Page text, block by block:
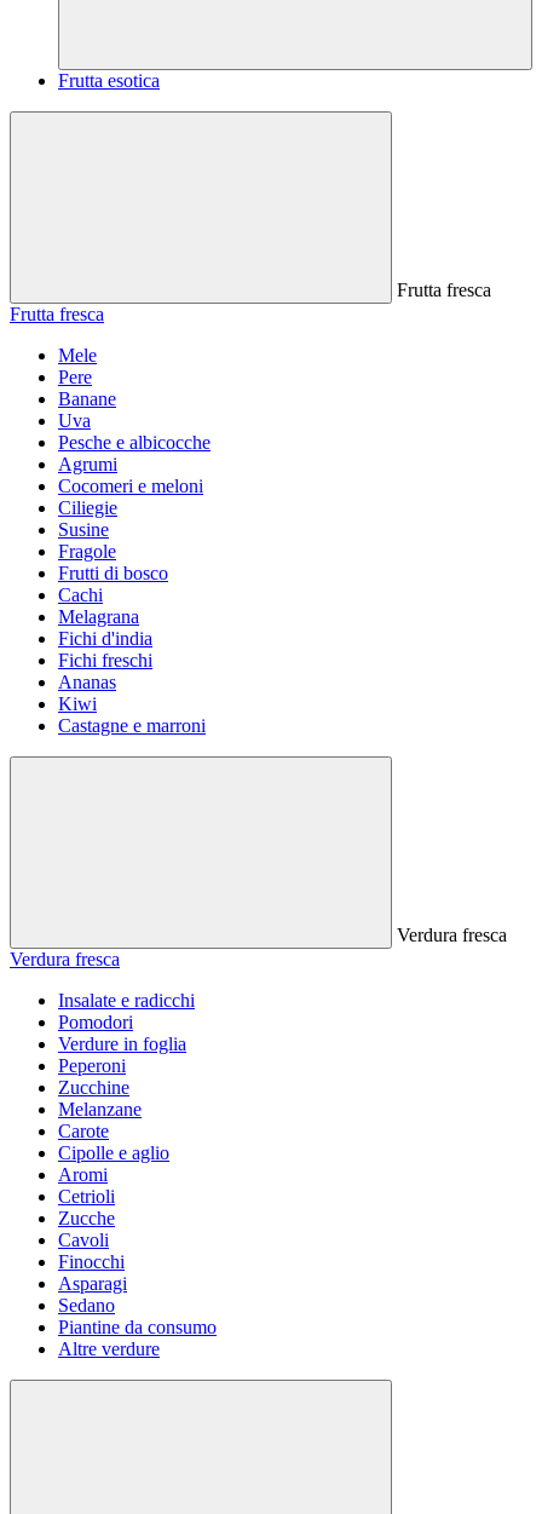
Frutta esotica
Frutta fresca
Frutta fresca
Mele
Pere
Banane
Uva
Pesche e albicocche
Agrumi
Cocomeri e meloni
Ciliegie
Susine
Fragole
Frutti di bosco
Cachi
Melagrana
Fichi d'india
Fichi freschi
Ananas
Kiwi
Castagne e marroni
Verdura fresca
Verdura fresca
Insalate e radicchi
Pomodori
Verdure in foglia
Peperoni
Zucchine
Melanzane
Carote
Cipolle e aglio
Aromi
Cetrioli
Zucche
Cavoli
Finocchi
Asparagi
Sedano
Piantine da consumo
Altre verdure